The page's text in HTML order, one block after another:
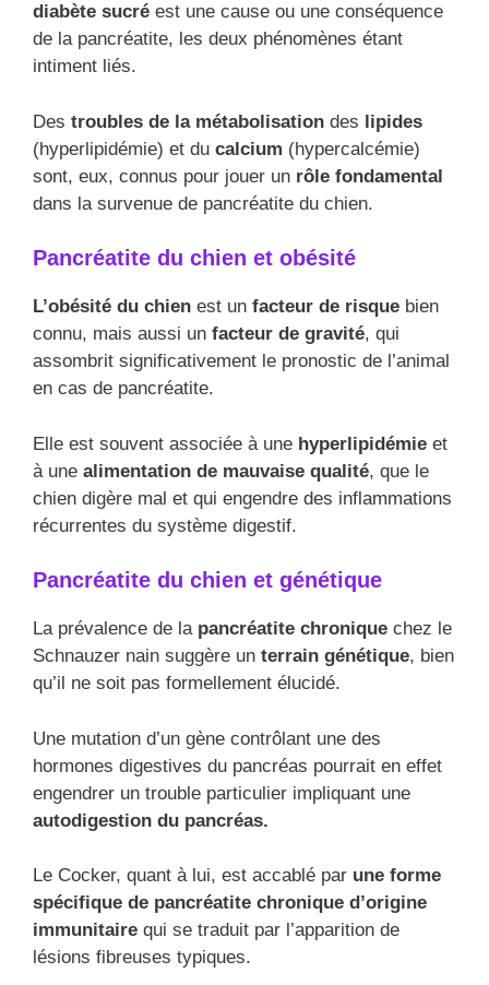
diabète sucré est une cause ou une conséquence
de la pancréatite, les deux phénomènes étant
intiment liés.
Des troubles de la métabolisation des lipides
(hyperlipidémie) et du calcium (hypercalcémie)
sont, eux, connus pour jouer un rôle fondamental
dans la survenue de pancréatite du chien.
Pancréatite du chien et obésité
L’obésité du chien est un facteur de risque bien
connu, mais aussi un facteur de gravité, qui
assombrit significativement le pronostic de l’animal
en cas de pancréatite.
Elle est souvent associée à une hyperlipidémie et
à une alimentation de mauvaise qualité, que le
chien digère mal et qui engendre des inflammations
récurrentes du système digestif.
Pancréatite du chien et génétique
La prévalence de la pancréatite chronique chez le
Schnauzer nain suggère un terrain génétique, bien
qu’il ne soit pas formellement élucidé.
Une mutation d’un gène contrôlant une des
hormones digestives du pancréas pourrait en effet
engendrer un trouble particulier impliquant une
autodigestion du pancréas.
Le Cocker, quant à lui, est accablé par une forme
spécifique de pancréatite chronique d’origine
immunitaire qui se traduit par l’apparition de
lésions fibreuses typiques.